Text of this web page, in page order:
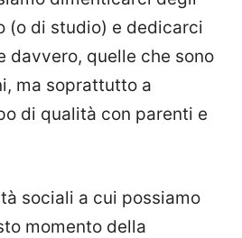
(o di studio) e dedicarci
davvero, quelle che sono
ma soprattutto a
di qualità con parenti e
sociali a cui possiamo
momento della